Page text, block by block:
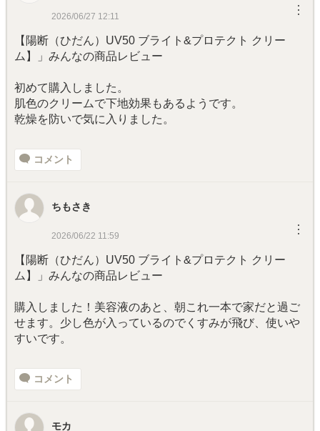
2026/06/27 12:11 ︙
【陽断（ひだん）UV50 ブライト&プロテクト クリー
ム】」みんなの商品レビュー
初めて購入しました。
肌色のクリームで下地効果もあるようです。
乾燥を防いで気に入りました。
コメント
ちもさき
2026/06/22 11:59 ︙
【陽断（ひだん）UV50 ブライト&プロテクト クリー
ム】」みんなの商品レビュー
購入しました！美容液のあと、朝これ一本で家だと過ご
せます。少し色が入っているのでくすみが飛び、使いや
すいです。
コメント
モカ